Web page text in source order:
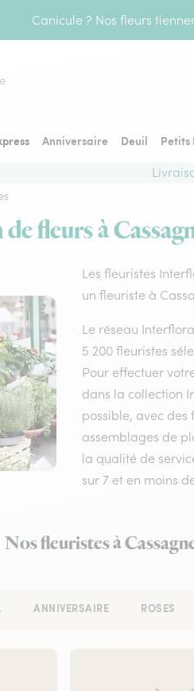
Canicule ? Nos fleurs
Anniversaire Deuil Petits
fleurs à
Les fleuristes
un fleuriste à
Le réseau
5 200 fleuristes
Pour effectuer
dans la collection
possible, avec des
assemblages de
la qualité de
sur 7 et en moins
Nos fleuristes à
ANNIVERSAIRE ROSES